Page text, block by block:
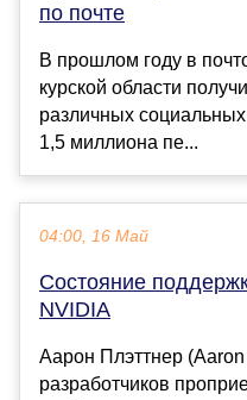
по почте
В прошлом году в
курской области
различных
1,5 миллиона пе...
04:00, 16 Май
Состояние
NVIDIA
Аарон Плэттнер
разработчиков